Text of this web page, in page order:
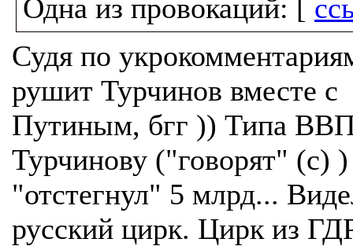
Одна из провокаций: [
Судя по
рушит Турчинов вместе с
Путиным, бгг )) Типа ВВП
Турчинову ("говорят" (с) )
"отстегнул" 5 млрд...
русский цирк. Цирк из